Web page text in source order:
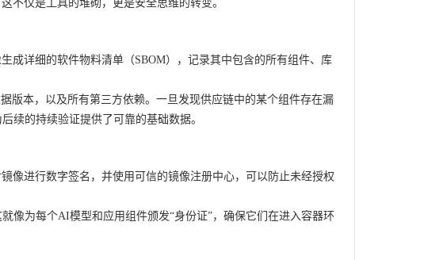
不仅是工具的堆砌，更是安全思维的转变。
成详细的软件物料清单（SBOM），记录其中包含的所有组件、库
版本，以及所有第三方依赖。一旦发现供应链中的某个组件存在漏
续的持续验证提供了可靠的基础数据。
像进行数字签名，并使用可信的镜像注册中心，可以防止未经授权
像为每个AI模型和应用组件颁发“身份证”，确保它们在进入容器环